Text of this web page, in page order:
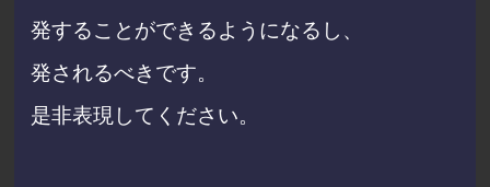
発することができるようになるし、
発されるべきです。
是非表現してください。